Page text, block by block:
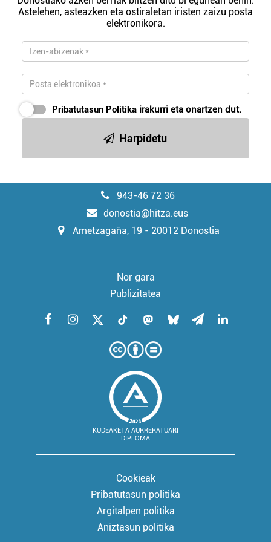
Astelehen, asteazken eta ostiraletan iristen zaizu posta
elektronikora.
Pribatutasun Politika irakurri eta onartzen dut.
Harpidetu
943-46 72 36
donostia@hitza.eus
Ametzagaña, 19 - 20012 Donostia
Nor gara
Publizitatea
KUDEAKETA AURRERATUARI
DIPLOMA
Cookieak
Pribatutasun politika
Argitalpen politika
Aniztasun politika